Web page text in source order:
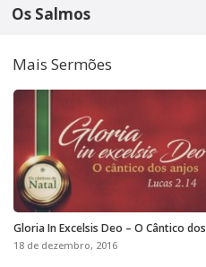
Os Salmos
Mais Sermões
Gloria In Excelsis Deo – O Cântico dos
Anjos
18 de dezembro, 2016